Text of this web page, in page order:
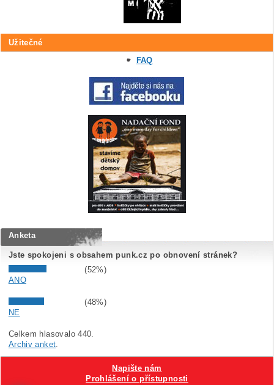
Užitečné
FAQ
Anketa
Jste spokojeni s obsahem punk.cz po obnovení stránek?
(52%)
ANO
(48%)
NE
Celkem hlasovalo 440.
Archiv anket
Napište nám
Prohlášení o přístupnosti